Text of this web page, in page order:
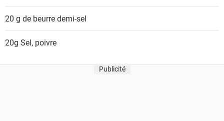
20 g de beurre demi-sel
20g Sel, poivre
Publicité